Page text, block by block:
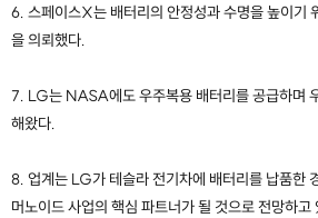
6. 스페이스X는 배터리의 안정성과 수명을 높이기
을 의뢰했다.
7. LG는 NASA에도 우주복용 배터리를 공급하며
해왔다.
8. 업계는 LG가 테슬라 전기차에 배터리를 납품한
머노이드 사업의 핵심 파트너가 될 것으로 전망하고